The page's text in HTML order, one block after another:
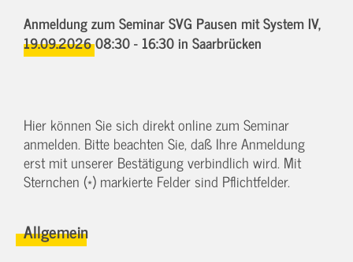
Anmeldung zum Seminar SVG Pausen mit System IV,
19.09.2026 08:30 - 16:30in Saarbrücken
Hier können Sie sich direkt online zum Seminar
anmelden. Bitte beachten Sie, daß Ihre Anmeldung
erst mit unserer Bestätigung verbindlich wird. Mit
Sternchen (*) markierte Felder sind Pflichtfelder.
Allgemein